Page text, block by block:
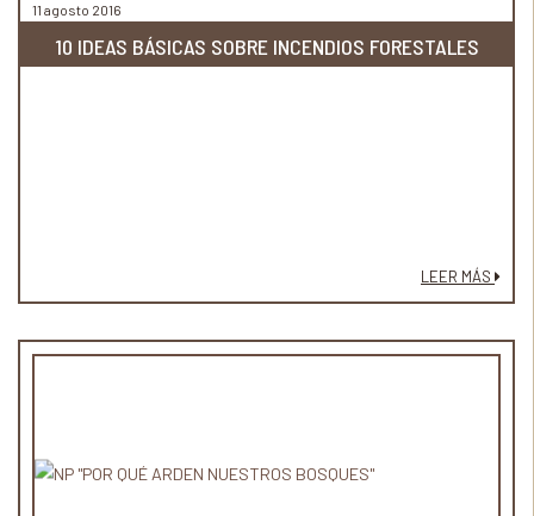
11 agosto 2016
10 IDEAS BÁSICAS SOBRE INCENDIOS FORESTALES
LEER MÁS